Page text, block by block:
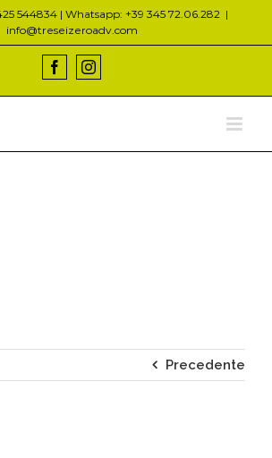
544834 | Whatsapp: +39 345 72.06.282 |
info@treseizeroadv.com
FacebookInstagram
Precedente